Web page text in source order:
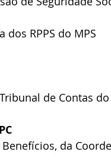
RPPS do MPS
de Contas do
da